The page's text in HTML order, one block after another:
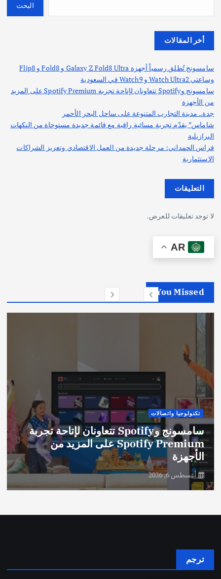
البحث
أخر المقالات
سامسونج تُطلق رسمياً أجهزة Galaxy Z Fold8 Ultra و Fold8 و Flip8
وساعتي Watch Ultra2 و Watch9 في السعودية
سامسونج وSpotify تتعاونان لإتاحة تجربة Spotify Premium على المزيد
من الأجهزة
جدة.. مدينة التجارب المتنوعة على ساحل البحر الأحمر
شاماس” يقدّم تجربة مسائية راقية مع قائمة جديدة مستوحاة من النكهات
البرازيلية
فراس الحمداني: مرحلة جديدة من العمل الاقتصادي وتعزيز الشراكات
الاستثمارية
التعليقات
لا توجد تعليقات للعرض.
AR
You Missed
تكنولوجيا واتصالات
سامسونج وSpotify تتعاونان لإتاحة تجربة
Spotify Premium على المزيد من
الأجهزة
أغسطس 6, 2026
ترجم